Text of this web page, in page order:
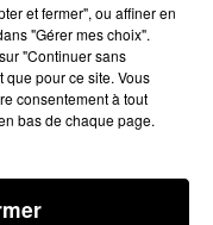
occupants ont été
est toujours
a été remis
être présenté au
et fermer", ou affiner en
"Gérer mes choix".
"Continuer sans
pour ce site. Vous
consentement à tout
bas de chaque page.